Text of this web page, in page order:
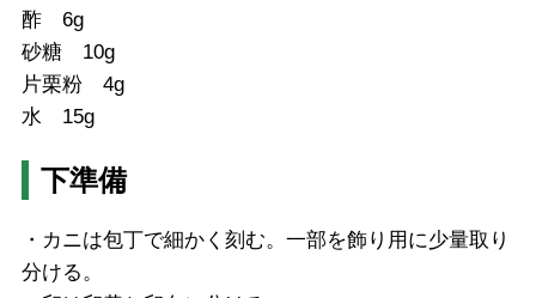
酢 6g
砂糖 10g
片栗粉 4g
水 15g
下準備
・カニは包丁で細かく刻む。一部を飾り用に少量取り
分ける。